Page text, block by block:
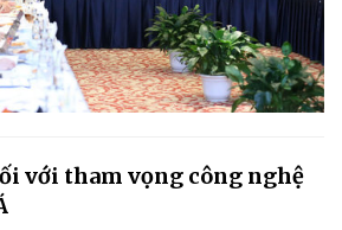
với tham vọng công nghệ